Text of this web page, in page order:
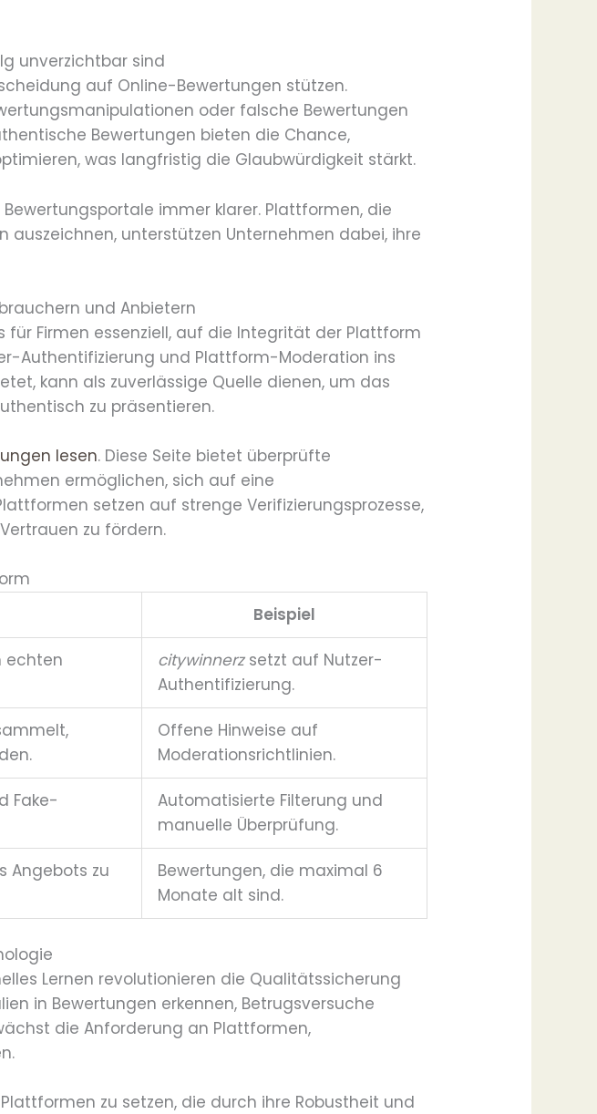
unverzichtbar sind
auf Online-Bewertungen stützen.
oder falsche Bewertungen
Bewertungen bieten die Chance,
was langfristig die Glaubwürdigkeit stärkt.
immer klarer. Plattformen, die
unterstützen Unternehmen dabei, ihre
und Anbietern
Firmen essenziell, auf die Integrität der Plattform
Authentifizierung und Plattform-Moderation ins
kann als zuverlässige Quelle dienen, um das
zu präsentieren.
lesen. Diese Seite bietet überprüfte
ermöglichen, sich auf eine
setzen auf strenge Verifizierungsprozesse,
zu fördern.
Beispiel
echten
citywinnerzsetzt auf Nutzer-
Authentifizierung.
Offene Hinweise auf
Moderationsrichtlinien.
Fake-
Automatisierte Filterung und
manuelle Überprüfung.
Angebots zu
Bewertungen, die maximal 6
Monate alt sind.
Lernen revolutionieren die Qualitätssicherung
in Bewertungen erkennen, Betrugsversuche
die Anforderung an Plattformen,
zu setzen, die durch ihre Robustheit und